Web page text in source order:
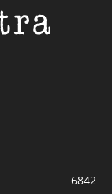
6842